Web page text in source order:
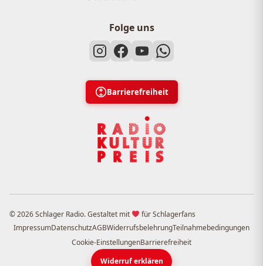
Folge uns
Barrierefreiheit
© 2026 Schlager Radio. Gestaltet mit
für Schlagerfans
ImpressumDatenschutzAGBWiderrufsbelehrungTeilnahmebedingungen
Cookie-EinstellungenBarrierefreiheit
Widerruf erklären